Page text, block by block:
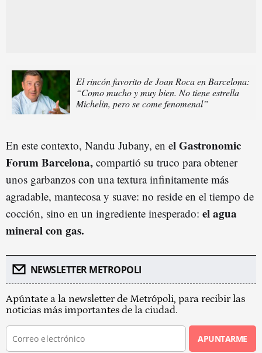
El rincón favorito de Joan Roca en Barcelona:
“Como mucho y muy bien. No tiene estrella
Michelin, pero se come fenomenal”
En este contexto, Nandu Jubany, en el Gastronomic
Forum Barcelona, compartió su truco para obtener
unos garbanzos con una textura infinitamente más
agradable, mantecosa y suave: no reside en el tiempo de
cocción, sino en un ingrediente inesperado: el agua
mineral con gas.
NEWSLETTER METROPOLI
Apúntate a la newsletter de Metrópoli, para recibir las
noticias más importantes de la ciudad.
APUNTARME